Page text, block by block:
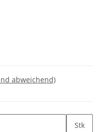
abweichend)
Stk